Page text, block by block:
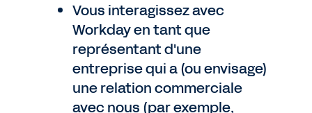
Vous interagissez avec
Workday en tant que
représentant d'une
entreprise qui a (ou envisage)
une relation commerciale
avec nous (par exemple,